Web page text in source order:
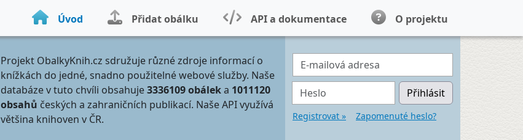
Úvod Přidat obálku API a dokumentace O projektu
Projekt ObalkyKnih.cz sdružuje různé zdroje informací o
knížkách do jedné, snadno použitelné webové služby. Naše
databáze v tuto chvíli obsahuje3336109 obáleka 1011120
obsahů českých a zahraničních publikací. Naše API využívá
většina knihoven v ČR.
E-mailová adresa
Heslo Přihlásit
Registrovat » Zapomenuté heslo?